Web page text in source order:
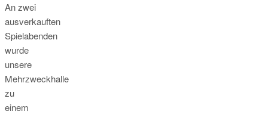
An zwei
ausverkauften
Spielabenden
wurde
unsere
Mehrzweckhalle
zu
einem